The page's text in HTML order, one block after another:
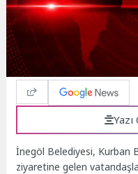
İnegöl Belediyesi, Kurban
ziyaretine gelen